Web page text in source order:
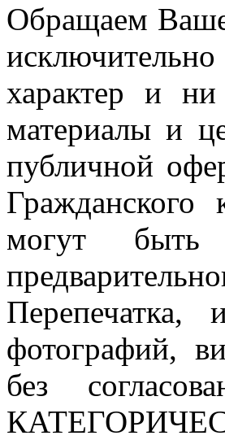
Обращаем
характер и
материалы и
публичной
могут
Перепечатка,
фотографий,
без